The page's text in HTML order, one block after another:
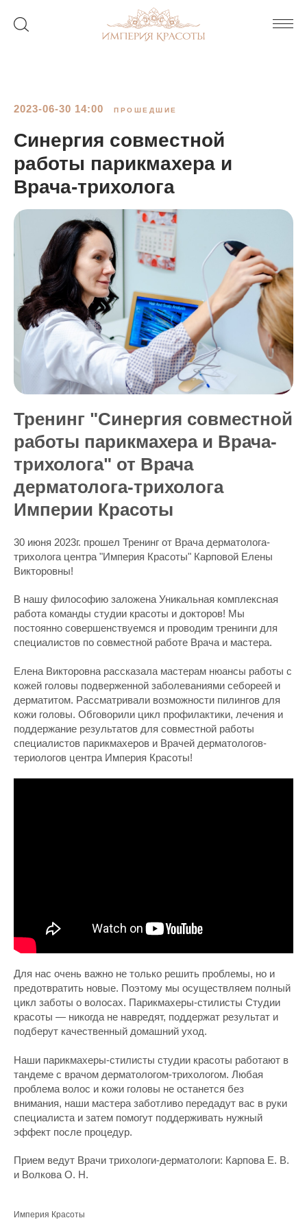
2023-06-30 14:00 ПРОШЕДШИЕ
Синергия совместной
работы парикмахера и
Врача-трихолога
Тренинг "Синергия совместной
работы парикмахера и Врача-
трихолога" от Врача
дерматолога-трихолога
Империи Красоты
30 июня 2023г. прошел Тренинг от Врача дерматолога-
трихолога центра "Империя Красоты" Карповой Елены
Викторовны!
В нашу философию заложена Уникальная комплексная
работа команды студии красоты и докторов! Мы
постоянно совершенствуемся и проводим тренинги для
специалистов по совместной работе Врача и мастера.
Елена Викторовна рассказала мастерам нюансы работы с
кожей головы подверженной заболеваниями себореей и
дерматитом. Рассматривали возможности пилингов для
кожи головы. Обговорили цикл профилактики, лечения и
поддержание результатов для совместной работы
специалистов парикмахеров и Врачей дерматологов-
териологов центра Империя Красоты!
Для нас очень важно не только решить проблемы, но и
предотвратить новые. Поэтому мы осуществляем полный
цикл заботы о волосах. Парикмахеры-стилисты Студии
красоты — никогда не навредят, поддержат результат и
подберут качественный домашний уход.
Наши парикмахеры-стилисты студии красоты работают в
тандеме с врачом дерматологом-трихологом. Любая
проблема волос и кожи головы не останется без
внимания, наши мастера заботливо передадут вас в руки
специалиста и затем помогут поддерживать нужный
эффект после процедур.
Прием ведут Врачи трихологи-дерматологи: Карпова Е. В.
и Волкова О. Н.
Империя Красоты